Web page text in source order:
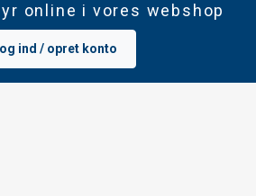
online i vores webshop
ind / opret konto